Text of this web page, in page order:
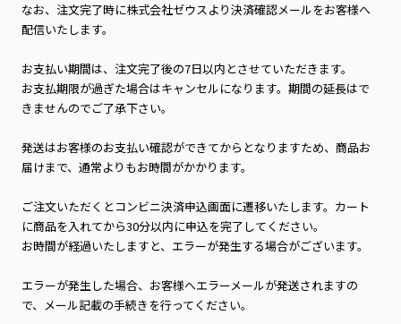
なお、注文完了時に株式会社ゼウスより決済確認メールをお客様へ
配信いたします。
お支払い期間は、注文完了後の7日以内とさせていただきます。
お支払期限が過ぎた場合はキャンセルになります。期間の延長はで
きませんのでご了承下さい。
発送はお客様のお支払い確認ができてからとなりますため、商品お
届けまで、通常よりもお時間がかかります。
ご注文いただくとコンビニ決済申込画面に遷移いたします。カート
に商品を入れてから30分以内に申込を完了してください。
お時間が経過いたしますと、エラーが発生する場合がございます。
エラーが発生した場合、お客様へエラーメールが発送されますの
で、メール記載の手続きを行ってください。